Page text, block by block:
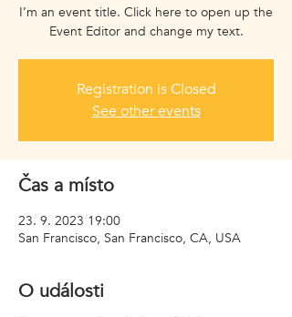
I’m an event title. Click here to open up the
Event Editor and change my text.
Registration is Closed
See other events
Čas a místo
23. 9. 2023 19:00
San Francisco, San Francisco, CA, USA
O události